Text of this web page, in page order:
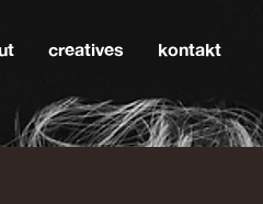
creatives kontakt